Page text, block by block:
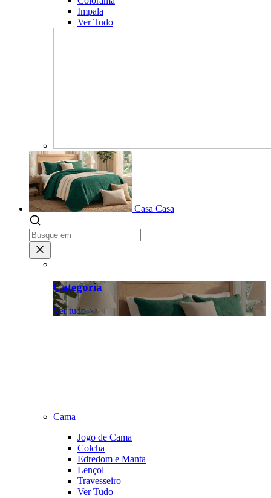
Impala
Ver Tudo
Casa Casa
Categoria
Ver tudo >
Cama
Jogo de Cama
Colcha
Edredom e Manta
Lençol
Travesseiro
Ver Tudo